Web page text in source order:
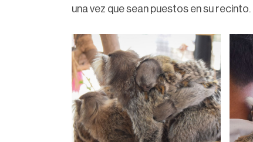
una vez que sean puestos en su recinto.